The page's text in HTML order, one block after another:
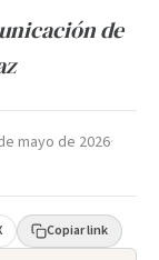
de
mayo de 2026·
Copiar link